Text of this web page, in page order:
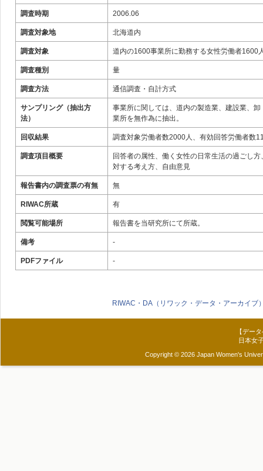
調査時期 2006.06
調査対象地 北海道内
調査対象 道内の1600事業所に勤務する女性労働者1600
調査種別 量
調査方法 通信調査・自計方式
サンプリング（抽出方
法）
事業所に関しては、道内の製造業、建設業、
業所を無作為に抽出。
回収結果 調査対象労働者数2000人、有効回答労働者数
調査項目概要
回答者の属性、働く女性の日常生活の過ごし
対する考え方、自由意見
報告書内の調査票の有無 無
RIWAC所蔵 有
閲覧可能場所 報告書を当研究所にて所蔵。
備考 -
PDFファイル -
RIWAC・DA（リワック・データ・アーカイブ
【デー
日本女
Copyright © 2026 Japan Women's